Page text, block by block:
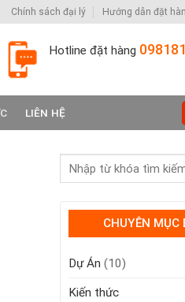
Chính sách đại lý Hướng dẫn đặt
Hotline đặt hàng
LIÊN HỆ
CHUYÊN MỤC
Dự Án (10)
Kiến thức